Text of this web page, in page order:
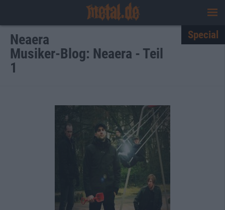
Neaera
Musiker-Blog: Neaera - Teil
1
Special